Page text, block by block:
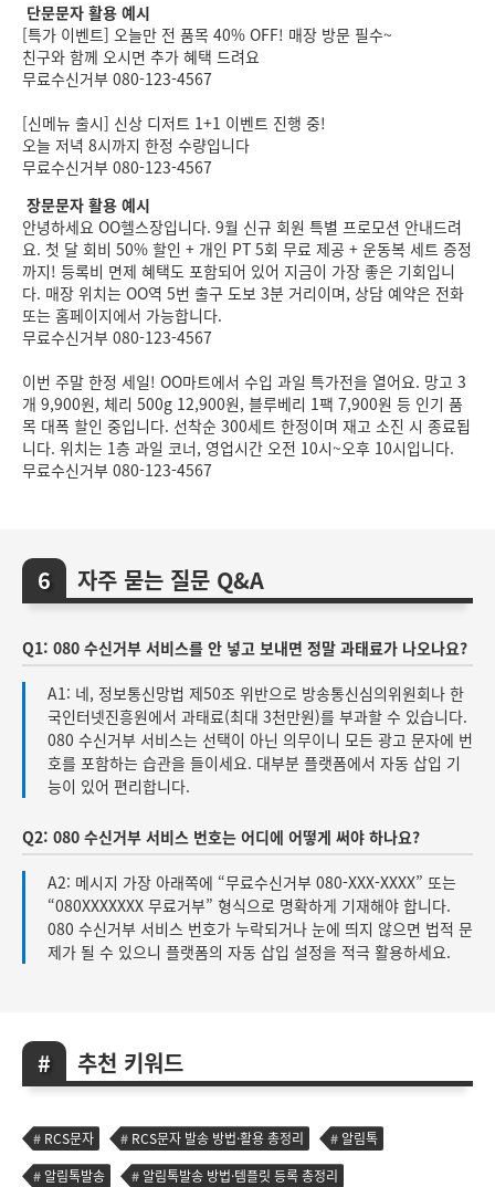
단문문자 활용 예시
[특가 이벤트] 오늘만 전 품목 40% OFF! 매장 방문 필수~
친구와 함께 오시면 추가 혜택 드려요
무료수신거부 080-123-4567
[신메뉴 출시] 신상 디저트 1+1 이벤트 진행 중!
오늘 저녁 8시까지 한정 수량입니다
무료수신거부 080-123-4567
장문문자 활용 예시
안녕하세요 OO헬스장입니다. 9월 신규 회원 특별 프로모션 안내드려
요. 첫 달 회비 50% 할인 + 개인 PT 5회 무료 제공 + 운동복 세트 증정
까지! 등록비 면제 혜택도 포함되어 있어 지금이 가장 좋은 기회입니
다. 매장 위치는 OO역 5번 출구 도보 3분 거리이며, 상담 예약은 전화
또는 홈페이지에서 가능합니다.
무료수신거부 080-123-4567
이번 주말 한정 세일! OO마트에서 수입 과일 특가전을 열어요. 망고 3
개 9,900원, 체리 500g 12,900원, 블루베리 1팩 7,900원 등 인기 품
목 대폭 할인 중입니다. 선착순 300세트 한정이며 재고 소진 시 종료됩
니다. 위치는 1층 과일 코너, 영업시간 오전 10시~오후 10시입니다.
무료수신거부 080-123-4567
자주 묻는 질문 Q&A
Q1: 080 수신거부 서비스를 안 넣고 보내면 정말 과태료가 나오나요?
A1: 네, 정보통신망법 제50조 위반으로 방송통신심의위원회나 한
국인터넷진흥원에서 과태료(최대 3천만원)를 부과할 수 있습니다.
080 수신거부 서비스는 선택이 아닌 의무이니 모든 광고 문자에 번
호를 포함하는 습관을 들이세요. 대부분 플랫폼에서 자동 삽입 기
능이 있어 편리합니다.
Q2: 080 수신거부 서비스 번호는 어디에 어떻게 써야 하나요?
A2: 메시지 가장 아래쪽에 “무료수신거부 080-XXX-XXXX” 또는
“080XXXXXXX 무료거부” 형식으로 명확하게 기재해야 합니다.
080 수신거부 서비스 번호가 누락되거나 눈에 띄지 않으면 법적 문
제가 될 수 있으니 플랫폼의 자동 삽입 설정을 적극 활용하세요.
추천 키워드
RCS문자 RCS문자 발송 방법·활용 총정리
알림톡
알림톡발송
알림톡발송 방법·템플릿 등록 총정리